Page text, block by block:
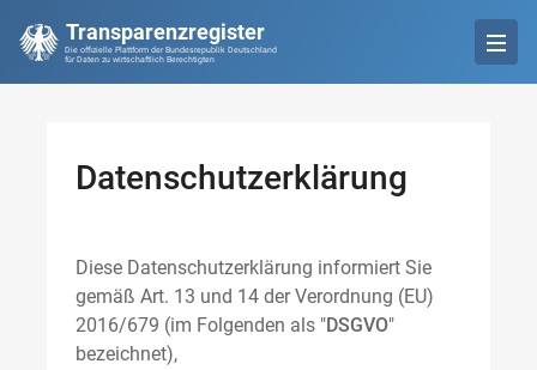
Transparenzregister
Die offizielle Plattform der Bundesrepublik Deutschland
für Daten zu wirtschaftlich Berechtigten
Datenschutzerklärung
Diese Datenschutzerklärung informiert Sie
gemäß Art. 13 und 14 der Verordnung (EU)
2016/679 (im Folgenden als "DSGVO"
bezeichnet),